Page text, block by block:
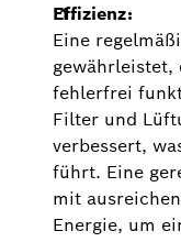
Effizienz:
Eine
gewährleistet,
fehlerfrei
Filter und
verbessert,
führt. Eine
mit
Energie, um